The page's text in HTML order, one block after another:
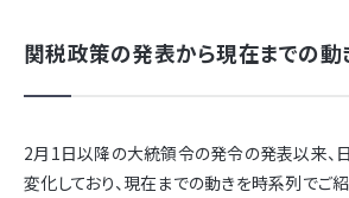
関税政策の発表から現在までの動
2月1日以降の大統領令の発令の発表以来、
変化しており、現在までの動きを時系列でご